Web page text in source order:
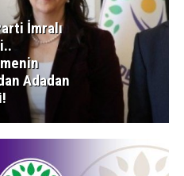
İmralı
Adadan